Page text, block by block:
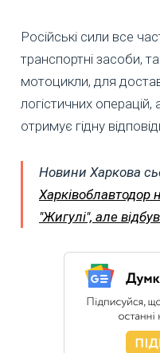
Російські сили все
транспортні засоби,
мотоцикли, для
логістичних операцій,
отримує гідну
Новини Харкова
Харківоблавтодор
"Жигулі", але